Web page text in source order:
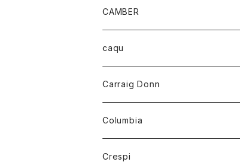
カードホルダー
カーディガン
ボトム
オーバーオール
ショートパンツ
レディース
オーバーオール
カーディガン
グッズ
靴
CAMBER
トップス
ハーフスリーブTシャツ
caqu
Carraig Donn
ニット
Columbia
アウター
Crespi